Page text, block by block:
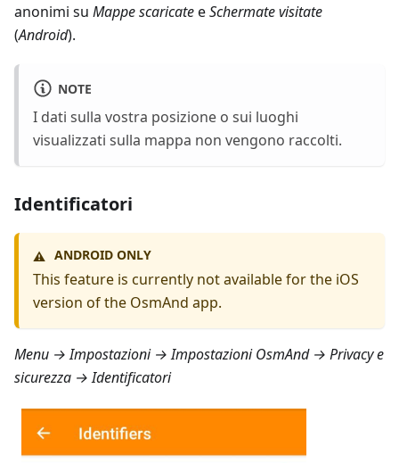
anonimi su Mappe scaricateeSchermate visitate
(Android).
NOTE
I dati sulla vostra posizione o sui luoghi
visualizzati sulla mappa non vengono raccolti.
Identificatori
⚠️ ANDROID ONLY
This feature is currently not available for the iOS
version of the OsmAnd app.
Menu → Impostazioni → Impostazioni OsmAnd → Privacy e
sicurezza → Identificatori